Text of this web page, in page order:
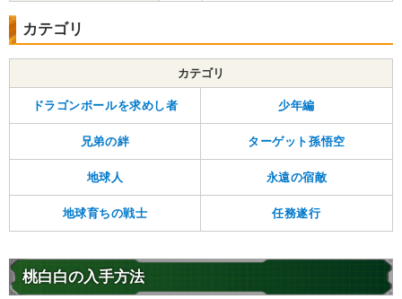
カテゴリ
カテゴリ
ドラゴンボールを求めし者 少年編
兄弟の絆 ターゲット孫悟空
地球人 永遠の宿敵
地球育ちの戦士 任務遂行
桃白白の入手方法